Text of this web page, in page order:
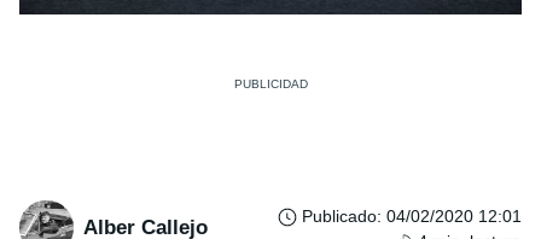
Alber Callejo Publicado: 04/02/2020 12:01